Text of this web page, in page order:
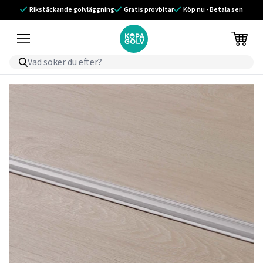
Rikstäckande golvläggning Gratis provbitar Köp nu - Betala sen